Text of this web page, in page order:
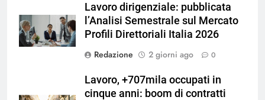
Lavoro dirigenziale: pubblicata
l’Analisi Semestrale sul Mercato
Profili Direttoriali Italia 2026
Redazione
2 giorni ago 0
Lavoro, +707mila occupati in
cinque anni: boom di contratti